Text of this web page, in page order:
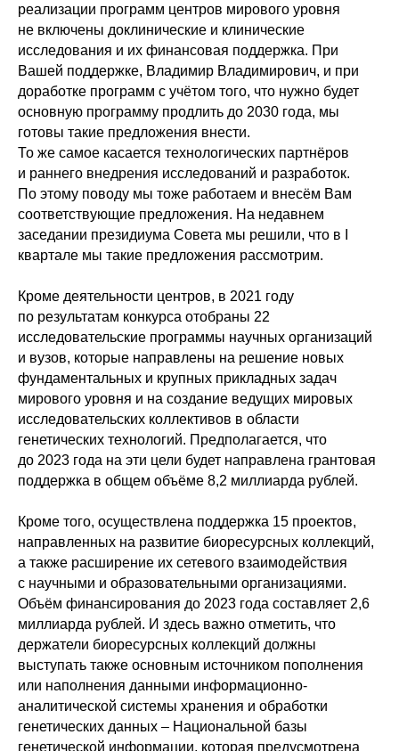
реализации программ центров мирового уровня
не включены доклинические и клинические
исследования и их финансовая поддержка. При
Вашей поддержке, Владимир Владимирович, и при
доработке программ с учётом того, что нужно будет
основную программу продлить до 2030 года, мы
готовы такие предложения внести.
То же самое касается технологических партнёров
и раннего внедрения исследований и разработок.
По этому поводу мы тоже работаем и внесём Вам
соответствующие предложения. На недавнем
заседании президиума Совета мы решили, что в I
квартале мы такие предложения рассмотрим.
Кроме деятельности центров, в 2021 году
по результатам конкурса отобраны 22
исследовательские программы научных организаций
и вузов, которые направлены на решение новых
фундаментальных и крупных прикладных задач
мирового уровня и на создание ведущих мировых
исследовательских коллективов в области
генетических технологий. Предполагается, что
до 2023 года на эти цели будет направлена грантовая
поддержка в общем объёме 8,2 миллиарда рублей.
Кроме того, осуществлена поддержка 15 проектов,
направленных на развитие биоресурсных коллекций,
а также расширение их сетевого взаимодействия
с научными и образовательными организациями.
Объём финансирования до 2023 года составляет 2,6
миллиарда рублей. И здесь важно отметить, что
держатели биоресурсных коллекций должны
выступать также основным источником пополнения
или наполнения данными информационно-
аналитической системы хранения и обработки
генетических данных – Национальной базы
генетической информации, которая предусмотрена